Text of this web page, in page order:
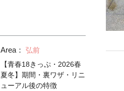
Area：
弘前
【青春18きっぷ・2026春
夏冬】期間・裏ワザ・リニ
ューアル後の特徴